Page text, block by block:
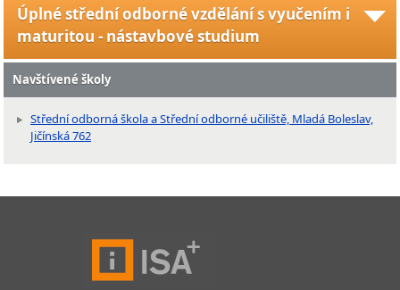
Úplné střední odborné vzdělání s vyučením i
maturitou - nástavbové studium
Navštívené školy
Střední odborná škola a Střední odborné učiliště, Mladá Boleslav,
Jičínská 762